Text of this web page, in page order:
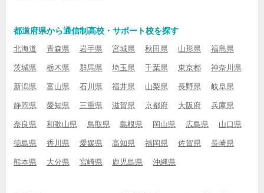
都道府県から通信制高校・サポート校を探す
北海道 青森県 岩手県 宮城県 秋田県 山形県 福島県
茨城県 栃木県 群馬県 埼玉県 千葉県 東京都 神奈川県
新潟県 富山県 石川県 福井県 山梨県 長野県 岐阜県
静岡県 愛知県 三重県 滋賀県 京都府 大阪府 兵庫県
奈良県 和歌山県 鳥取県 島根県 岡山県 広島県 山口県
徳島県 香川県 愛媛県 高知県 福岡県 佐賀県 長崎県
熊本県 大分県 宮崎県 鹿児島県 沖縄県